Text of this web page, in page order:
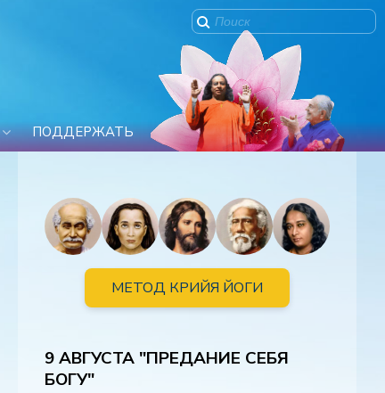
ПОДДЕРЖАТЬ
МЕТОД КРИЙЯ ЙОГИ
9 АВГУСТА "ПРЕДАНИЕ СЕБЯ
БОГУ"